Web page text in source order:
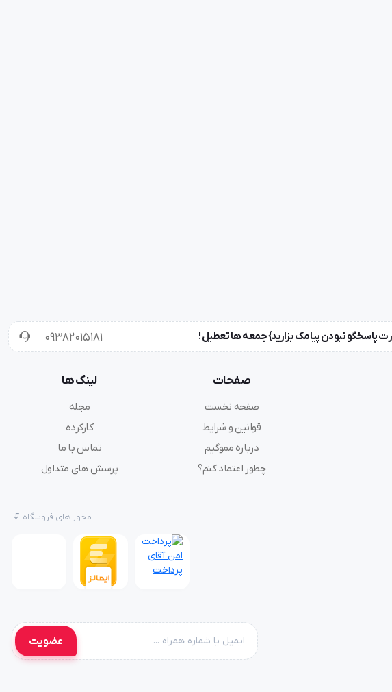
۰۹۳۸۲۰۱۵۱۸۱
صفحات
صفحه نخست
قوانین و شرایط
درباره مموگیم
چطور اعتماد کنم؟
لینک ها
مجله
کارکرده
تماس با ما
پرسش های متداول
مجوز های فروشگاه
عضویت